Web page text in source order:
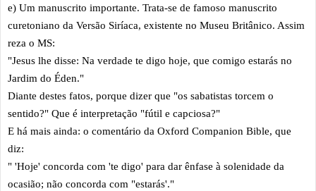
e) Um manuscrito importante. Trata-se de famoso manuscrito
curetoniano da Versão Siríaca, existente no Museu Britânico. Assim
reza o MS:
"Jesus lhe disse: Na verdade te digo hoje, que comigo estarás no
Jardim do Éden."
Diante destes fatos, porque dizer que "os sabatistas torcem o
sentido?" Que é interpretação "fútil e capciosa?"
E há mais ainda: o comentário da Oxford Companion Bible, que
diz:
" 'Hoje' concorda com 'te digo' para dar ênfase à solenidade da
ocasião; não concorda com "estarás'."